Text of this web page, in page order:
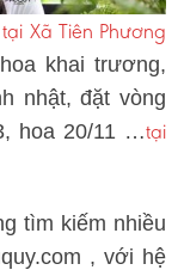
Xã Tiên Phương
khai trương,
nhật, đặt vòng
hoa 20/11 …tại
tìm kiếm nhiều
, với hệ